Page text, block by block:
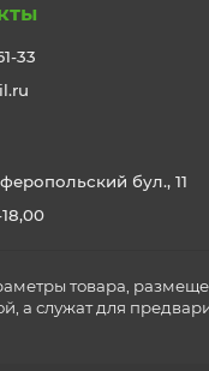
33
бул., 11
товара,
а служат для